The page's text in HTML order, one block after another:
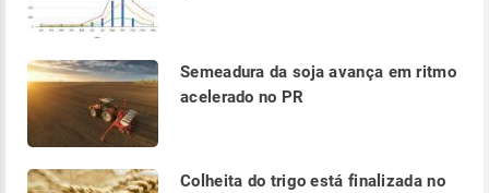
Semeadura da soja avança em ritmo
acelerado no PR
Colheita do trigo está finalizada no